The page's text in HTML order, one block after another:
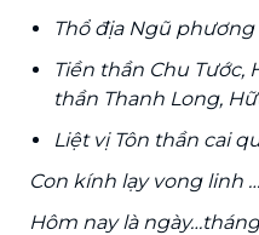
Thổ địa Ngũ
Tiền thần Chu Tước,
thần Thanh Long,
Liệt vị Tôn thần cai
Con kính lạy vong linh
Hôm nay là